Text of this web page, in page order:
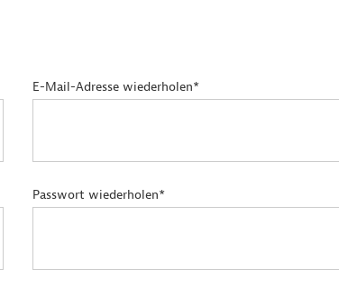
E-Mail-Adresse wiederholen*
Passwort wiederholen*